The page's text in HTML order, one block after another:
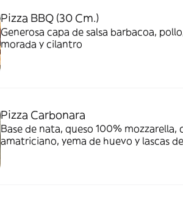
Pizza BBQ (30 Cm.)
Generosa capa de salsa barbacoa,
morada y cilantro
Pizza Carbonara
Base de nata, queso 100%
amatriciano, yema de huevo y lascas